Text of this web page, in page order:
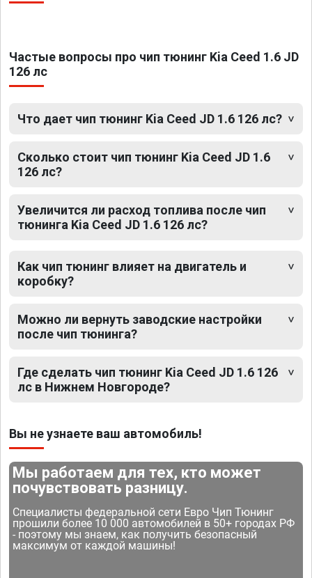
Частые вопросы про чип тюнинг Kia Ceed 1.6 JD
126 лс
Что дает чип тюнинг Kia Ceed JD 1.6 126 лс?
Сколько стоит чип тюнинг Kia Ceed JD 1.6
126 лс?
Увеличится ли расход топлива после чип
тюнинга Kia Ceed JD 1.6 126 лс?
Как чип тюнинг влияет на двигатель и
коробку?
Можно ли вернуть заводские настройки
после чип тюнинга?
Где сделать чип тюнинг Kia Ceed JD 1.6 126
лс в Нижнем Новгороде?
Вы не узнаете ваш автомобиль!
Мы работаем для тех, кто может
почувствовать разницу.
Специалисты федеральной сети Евро Чип Тюнинг
прошили более 10 000 автомобилей в 50+ городах РФ
- поэтому мы знаем, как получить безопасный
максимум от каждой машины!